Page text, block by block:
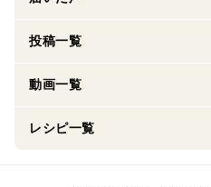
投稿一覧
動画一覧
レシピ一覧